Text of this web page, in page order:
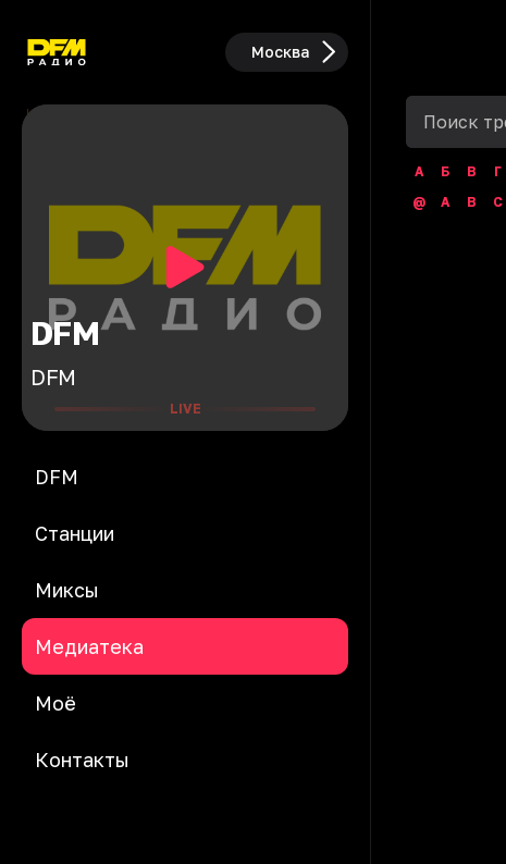
Москва
DFM
DFM
LIVE
DFM
Станции
Миксы
Медиатека
Моё
Контакты
А Б В Г
@
A B C